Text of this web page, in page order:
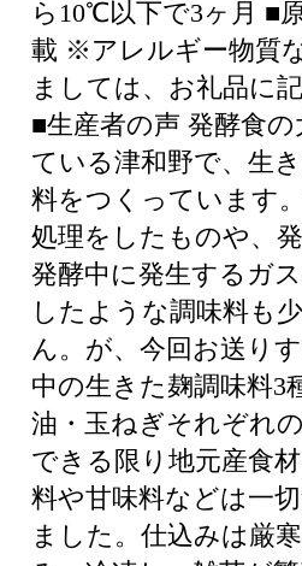
ら10℃以下で3ヶ月 ■
載 ※アレルギー物質
ましては、お礼品に
■生産者の声 発酵食
ている津和野で、生
料をつくっています
処理をしたものや、
発酵中に発生するガ
したような調味料も
ん。が、今回お送り
中の生きた麹調味料3
油・玉ねぎそれぞれ
できる限り地元産食
料や甘味料などは一
ました。仕込みは厳